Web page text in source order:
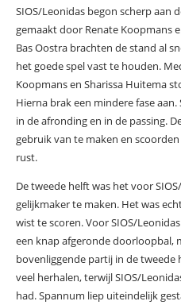
SIOS/Leonidas begon scherp aan
gemaakt door Renate Koopmans
Bas Oostra brachten de stand al
het goede spel vast te houden.
Koopmans en Sharissa Huitema
Hierna brak een mindere fase
in de afronding en in de passing.
gebruik van te maken en
rust.
De tweede helft was het voor
gelijkmaker te maken. Het was
wist te scoren. Voor SIOS/
een knap afgeronde doorloopbal,
bovenliggende partij in de tweede
veel herhalen, terwijl SIOS/
had. Spannum liep uiteindelijk